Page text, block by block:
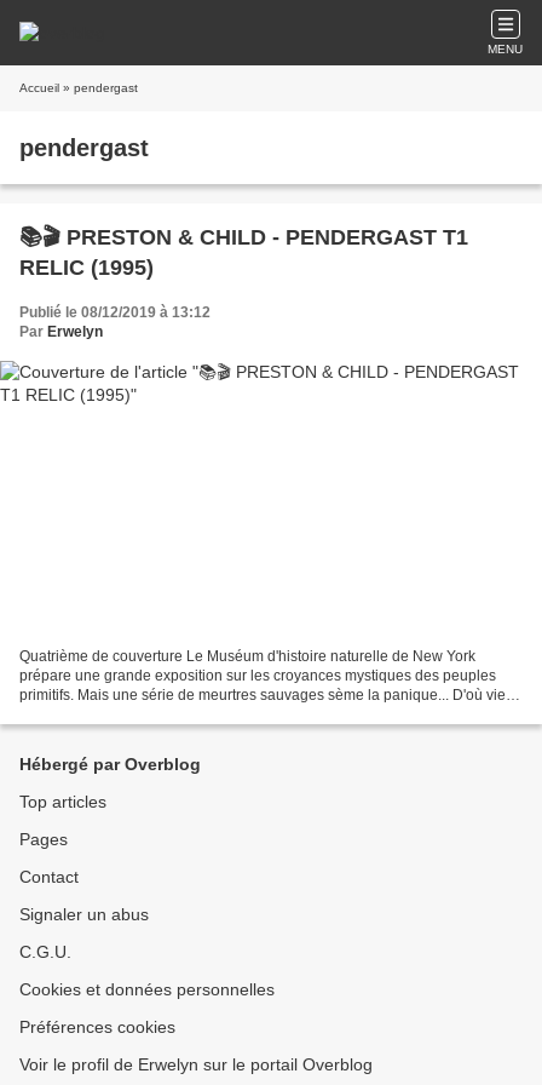
MENU
Accueil » pendergast
pendergast
📚🎬 PRESTON & CHILD - PENDERGAST T1
RELIC (1995)
Publié le 08/12/2019 à 13:12
Par Erwelyn
Quatrième de couverture Le Muséum d'histoire naturelle de New York
prépare une grande exposition sur les croyances mystiques des peuples
primitifs. Mais une série de meurtres sauvages sème la panique... D'où vient
Hébergé par Overblog
Top articles
Pages
Contact
Signaler un abus
C.G.U.
Cookies et données personnelles
Préférences cookies
Voir le profil de Erwelyn sur le portail Overblog